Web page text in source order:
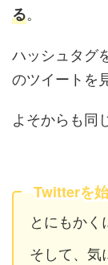
る。
ハッシュタグ
のツイートを
よそからも同
Twitterを
とにもかく
そして、気